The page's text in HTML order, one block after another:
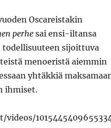
Oscareistakin
perhesai ensi-iltansa
todellisuuteen sijoittuva
menoeristä aiemmin
yhtäkkiä
ihmiset.